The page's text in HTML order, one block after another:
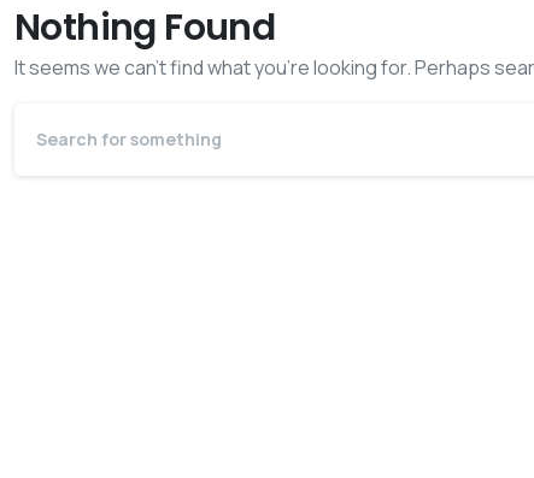
Nothing Found
It seems we can’t find what you’re looking for. Perhaps